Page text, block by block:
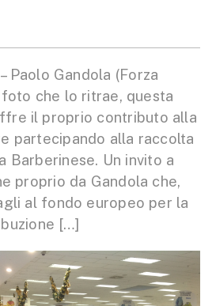
Paolo Gandola (Forza
foto che lo ritrae, questa
il proprio contributo alla
partecipando alla raccolta
Barberinese. Un invito a
proprio da Gandola che,
al fondo europeo per la
[…]